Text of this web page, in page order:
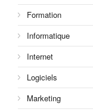
Formation
Informatique
Internet
Logiciels
Marketing